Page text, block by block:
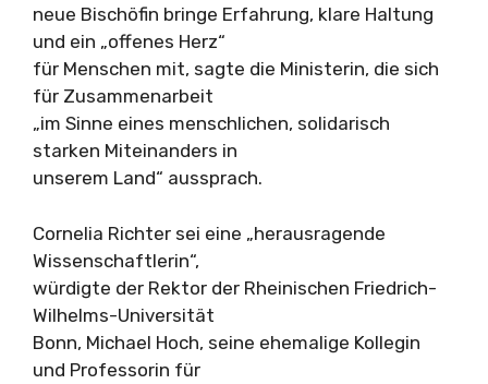
neue Bischöfin bringe Erfahrung, klare Haltung
und ein „offenes Herz“
für Menschen mit, sagte die Ministerin, die sich
für Zusammenarbeit
„im Sinne eines menschlichen, solidarisch
starken Miteinanders in
unserem Land“ aussprach.
Cornelia Richter sei eine „herausragende
Wissenschaftlerin“,
würdigte der Rektor der Rheinischen Friedrich-
Wilhelms-Universität
Bonn, Michael Hoch, seine ehemalige Kollegin
und Professorin für